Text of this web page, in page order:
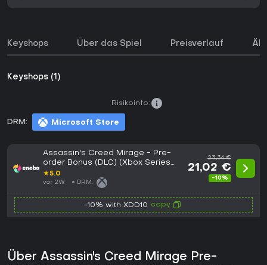
Keyshops Über das Spiel Preisverlauf
Keyshops (1)
DRM: Microsoft Store
Risikoinfo:
Assassin's Creed Mirage - Pre-
order Bonus (DLC) (Xbox Series
X|S) Xbox Live Key GLOBAL
★5.0
vor 2W DRM:
23,36 €
21,02 €
-10%
-10% with XDD10 copy
Über Assassin's Creed Mirage Pre-